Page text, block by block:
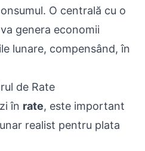
O centrală cu o
genera economii
lunare, compensând, în
de Rate
în rate, este important
realist pentru plata